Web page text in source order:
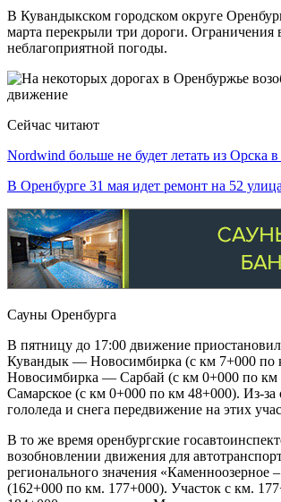
В Кувандыкском городском округе
марта перекрыли три дороги. Ограничения
неблагоприятной погоды.
Сейчас читают
Nordwind больше не будет летать из Орска
В Оренбурге 31 мая идет ремонт на 52
Сауны Оренбурга
В пятницу до 17:00 движение
Кувандык — Новосимбирка (с км 7+000 по
Новосимбирка — Сарбай (с км 0+000 по
Самарское (с км 0+000 по км 48+000). Из-за
гололеда и снега передвижение на этих
В то же время оренбургские
возобновлении движения для
регионального значения «Каменноозерное
(162+000 по км. 177+000). Участок с км.